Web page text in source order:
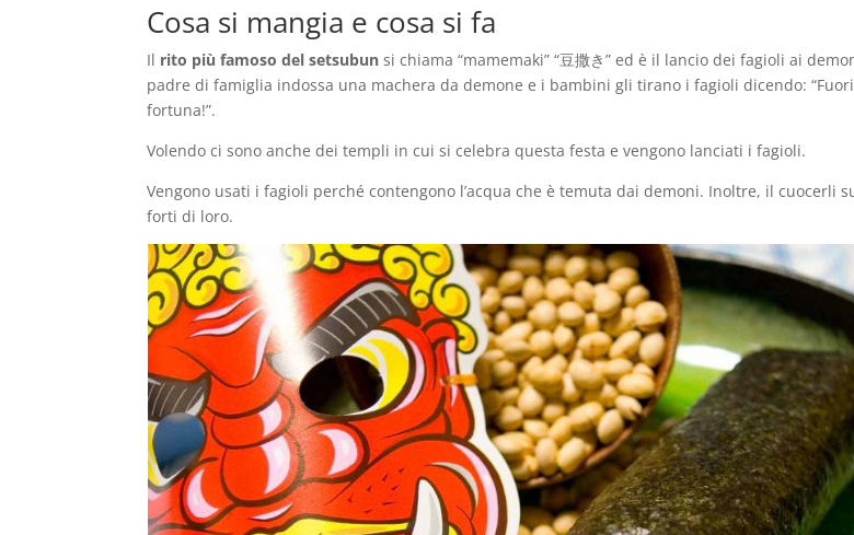
Cosa si mangia e cosa si fa
Il rito più famoso del setsubun si chiama “mamemaki” “豆撒き” ed è il lancio dei fagioli ai
padre di famiglia indossa una machera da demone e i bambini gli tirano i fagioli dicendo:
fortuna!”.
Volendo ci sono anche dei templi in cui si celebra questa festa e vengono lanciati i fagioli.
Vengono usati i fagioli perché contengono l’acqua che è temuta dai demoni. Inoltre, il cuocerli
forti di loro.